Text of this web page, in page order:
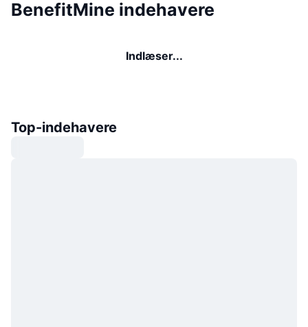
BenefitMine indehavere
Indlæser...
Top-indehavere